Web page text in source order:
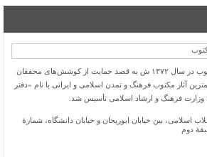
مؤسسه پژوهشی میراث مكتوب در سال ۱۳۷۲ ش به قصد حمایت از كوشش‌های محققان
آثار مكتوب فرهنگ و تمدن اسلامی و ایرانی با نام «دفتر
فرهنگ و ارشاد اسلامی تأسیس شد.
اسلامی، بین خیابان ابوریحان و خیابان دانشگاه، شمارۀ